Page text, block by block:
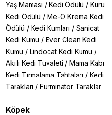
Yaş Maması / Kedi Ödülü / Kuru
Kedi Ödülü / Me-O Krema Kedi
Ödülü / Kedi Kumları / Sanicat
Kedi Kumu / Ever Clean Kedi
Kumu / Lindocat Kedi Kumu /
Akıllı Kedi Tuvaleti / Mama Kabı
Kedi Tırmalama Tahtaları / Kedi
Tarakları / Furminator Taraklar
Köpek